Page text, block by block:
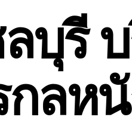
บุรี
กลห